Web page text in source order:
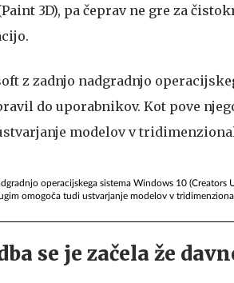
3D), pa čeprav ne gre za
operacijskega sistema Windows 10 (Creators
omogoča tudi ustvarjanje modelov v
se je začela že